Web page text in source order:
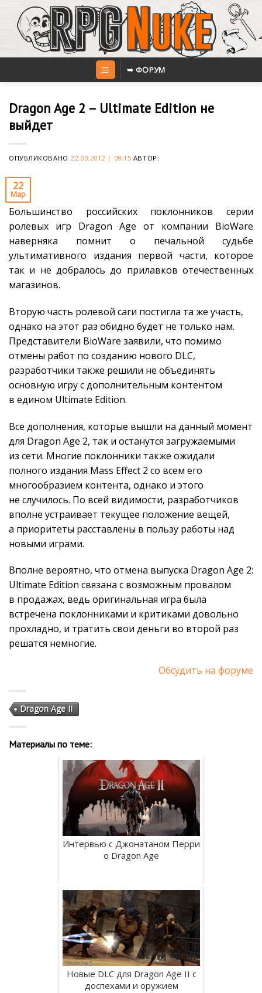
content
➥ ФОРУМ
Dragon Age 2 – Ultimate Edition не
выйдет
ОПУБЛИКОВАНО 22.03.2012 | 09:15 АВТОР:
22
Мар
Большинство российских поклонников серии
ролевых игр Dragon Age от компании BioWare
наверняка помнит о печальной судьбе
ультимативного издания первой части, которое
так и не добралось до прилавков отечественных
магазинов.
Вторую часть ролевой саги постигла та же участь,
однако на этот раз обидно будет не только нам.
Представители BioWare заявили, что помимо
отмены работ по созданию нового DLC,
разработчики также решили не объединять
основную игру с дополнительным контентом
в едином Ultimate Edition.
Все дополнения, которые вышли на данный момент
для Dragon Age 2, так и останутся загружаемыми
из сети. Многие поклонники также ожидали
полного издания Mass Effect 2 со всем его
многообразием контента, однако и этого
не случилось. По всей видимости, разработчиков
вполне устраивает текущее положение вещей,
а приоритеты расставлены в пользу работы над
новыми играми.
Вполне вероятно, что отмена выпуска Dragon Age 2:
Ultimate Edition связана с возможным провалом
в продажах, ведь оригинальная игра была
встречена поклонниками и критиками довольно
прохладно, и тратить свои деньги во второй раз
решатся немногие.
Обсудить на форуме
Dragon Age II
Материалы по теме:
Интервью с Джонатаном Перри
о Dragon Age
Новые DLC для Dragon Age II с
доспехами и оружием